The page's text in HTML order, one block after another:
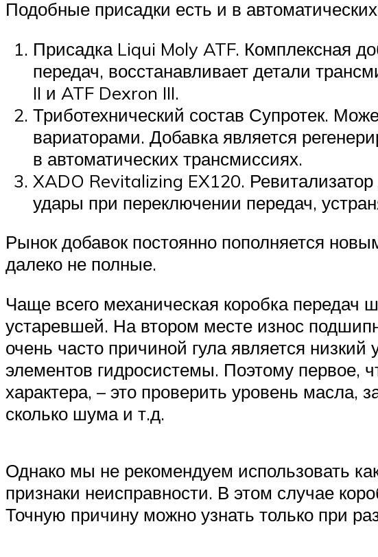
Подобные присадки есть и в
Присадка Liqui Moly ATF. Комплексная
передач, восстанавливает детали
II и ATF Dexron III.
Триботехнический состав Супротек.
вариаторами. Добавка является
в автоматических трансмиссиях.
XADO Revitalizing EX120.
удары при переключении передач,
Рынок добавок постоянно пополняется
далеко не полные.
Чаще всего механическая коробка передач
устаревшей. На втором месте износ
очень часто причиной гула является
элементов гидросистемы. Поэтому первое,
характера, – это проверить уровень масла,
сколько шума и т.д.
Однако мы не рекомендуем использовать
признаки неисправности. В этом случае
Точную причину можно узнать только при